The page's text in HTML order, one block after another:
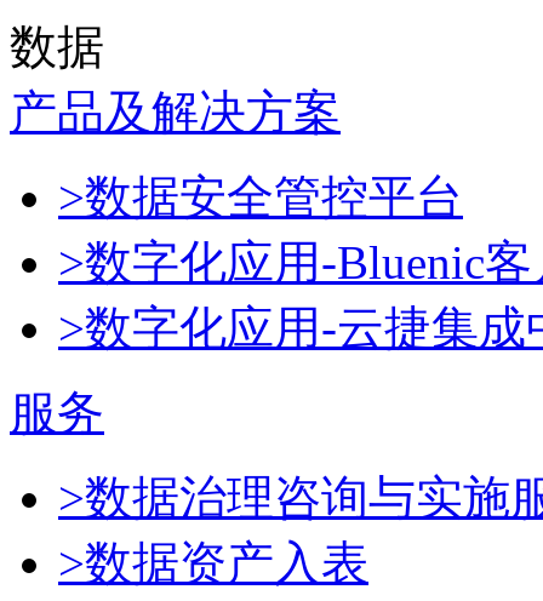
数据
产品及解决方案
>数据安全管控平台
>数字化应用-Bluenic
>数字化应用-云捷集成
服务
>数据治理咨询与实施
>数据资产入表